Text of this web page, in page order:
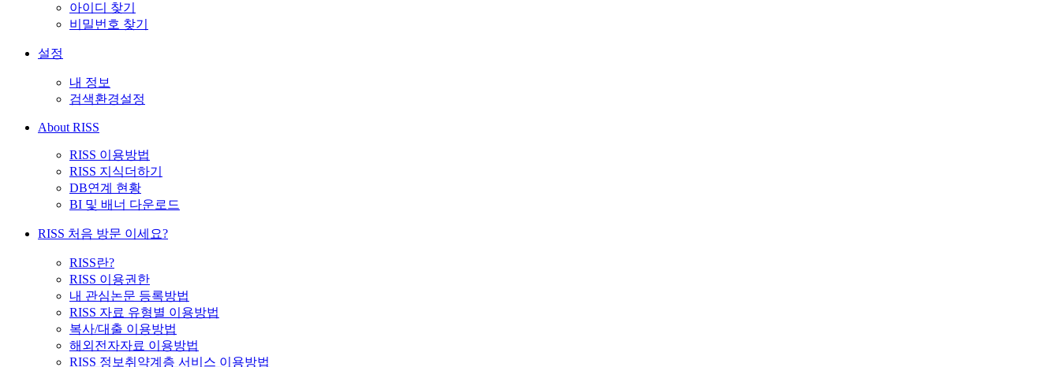
아이디 찾기
비밀번호 찾기
설정
내 정보
검색환경설정
About RISS
RISS 이용방법
RISS 지식더하기
DB연계 현황
BI 및 배너 다운로드
RISS 처음 방문 이세요?
RISS란?
RISS 이용권한
내 관심논문 등록방법
RISS 자료 유형별 이용방법
복사/대출 이용방법
해외전자자료 이용방법
RISS 정보취약계층 서비스 이용방법